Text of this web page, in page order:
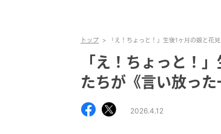
トップ 「え！ちょっと！」生後1ヶ月の娘と花
「え！ちょっと！
たちが《言い放っ
2026.4.12